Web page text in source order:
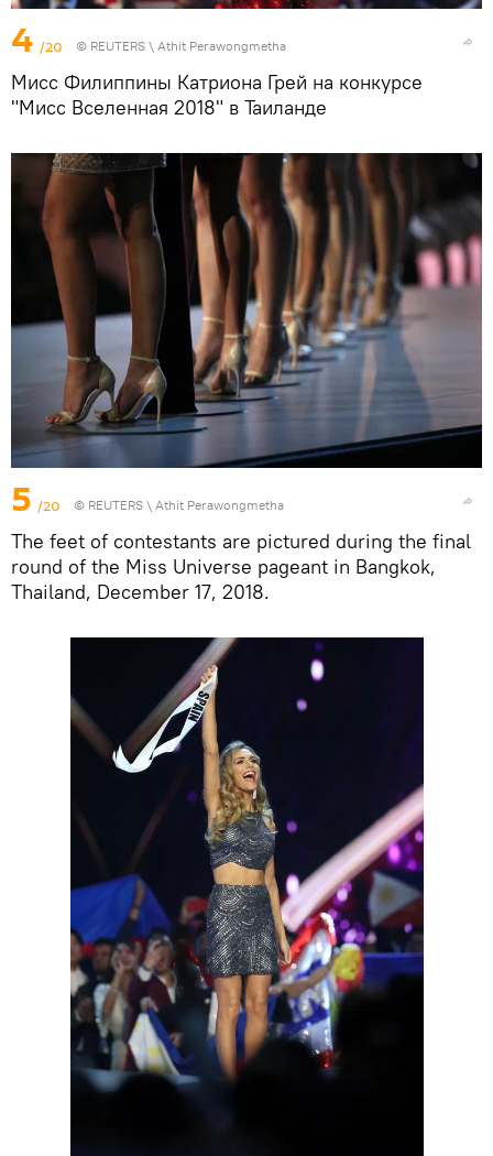
4 /20 © REUTERS \ Athit Perawongmetha
Мисс Филиппины Катриона Грей на конкурсе
"Мисс Вселенная 2018" в Таиланде
5 /20 © REUTERS \ Athit Perawongmetha
The feet of contestants are pictured during the final
round of the Miss Universe pageant in Bangkok,
Thailand, December 17, 2018.